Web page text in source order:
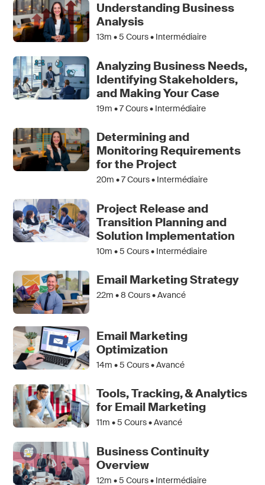
Understanding Business
Analysis
13m •5 Cours • Intermédiaire
Analyzing Business Needs,
Identifying Stakeholders,
and Making Your Case
19m •7Cours • Intermédiaire
Determining and
Monitoring Requirements
for the Project
20m •7Cours • Intermédiaire
Project Release and
Transition Planning and
Solution Implementation
10m •5 Cours • Intermédiaire
Email Marketing Strategy
22m •8 Cours • Avancé
Email Marketing
Optimization
14m •5 Cours • Avancé
Tools, Tracking, & Analytics
for Email Marketing
11m •5 Cours • Avancé
Business Continuity
Overview
12m •5 Cours • Intermédiaire